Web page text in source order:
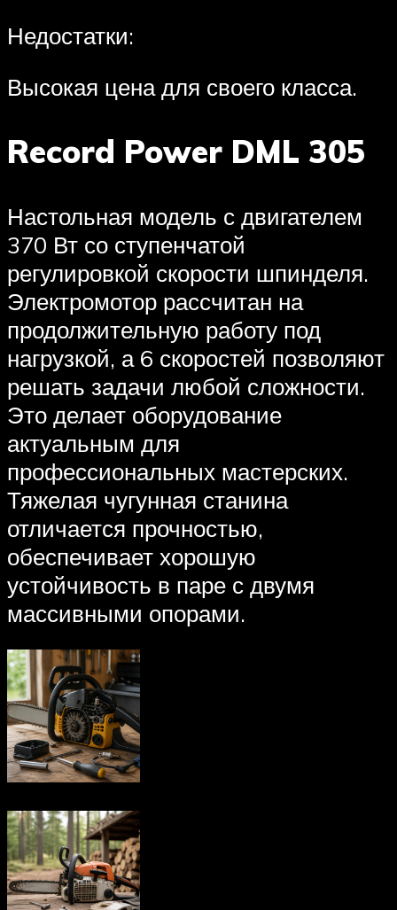
Недостатки:
Высокая цена для своего класса.
Record Power DML 305
Настольная модель с двигателем
370 Вт со ступенчатой
регулировкой скорости шпинделя.
Электромотор рассчитан на
продолжительную работу под
нагрузкой, а 6 скоростей позволяют
решать задачи любой сложности.
Это делает оборудование
актуальным для
профессиональных мастерских.
Тяжелая чугунная станина
отличается прочностью,
обеспечивает хорошую
устойчивость в паре с двумя
массивными опорами.